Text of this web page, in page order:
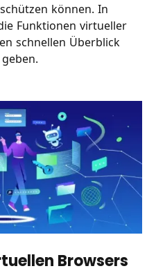
können. In
Funktionen virtueller
schnellen Überblick
Browsers